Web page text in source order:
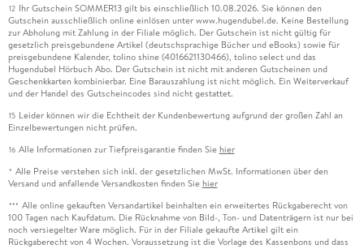
12 Ihr Gutschein SOMMER13 gilt bis einschließlich 10.08.2026. Sie können den
Gutschein ausschließlich online einlösen unter www.hugendubel.de. Keine Bestellung
zur Abholung mit Zahlung in der Filiale möglich. Der Gutschein ist nicht gültig für
gesetzlich preisgebundene Artikel (deutschsprachige Bücher und eBooks) sowie für
preisgebundene Kalender, tolino shine (4016621130466), tolino select und das
Hugendubel Hörbuch Abo. Der Gutschein ist nicht mit anderen Gutscheinen und
Geschenkkarten kombinierbar. Eine Barauszahlung ist nicht möglich. Ein Weiterverkauf
und der Handel des Gutscheincodes sind nicht gestattet.
15 Leider können wir die Echtheit der Kundenbewertung aufgrund der großen Zahl an
Einzelbewertungen nicht prüfen.
16 Alle Informationen zur Tiefpreisgarantie finden Sie hier
* Alle Preise verstehen sich inkl. der gesetzlichen MwSt. Informationen über den
Versand und anfallende Versandkosten finden Sie hier
*** Alle online gekauften Versandartikel beinhalten ein erweitertes Rückgaberecht von
100 Tagen nach Kaufdatum. Die Rücknahme von Bild-, Ton- und Datenträgern ist nur bei
noch versiegelter Ware möglich. Für in der Filiale gekaufte Artikel gilt ein
Rückgaberecht von 4 Wochen. Voraussetzung ist die Vorlage des Kassenbons und dass